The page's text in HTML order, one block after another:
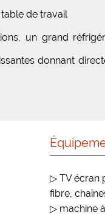
de travail
un grand
donnant
▷ TV écran
fibre,
▷ machine